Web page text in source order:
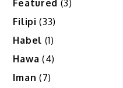
Featured (3)
Filipi (33)
Habel (1)
Hawa (4)
Iman (7)